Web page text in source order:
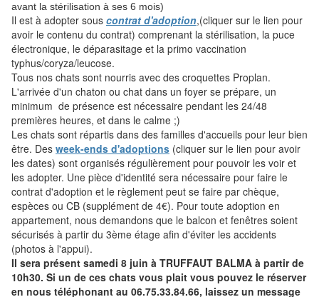
avant la stérilisation à ses 6 mois)
Il est à adopter sous contrat d'adoption,(cliquer sur le lien pour
avoir le contenu du contrat) comprenant la stérilisation, la puce
électronique, le déparasitage et la primo vaccination
typhus/coryza/leucose.
Tous nos chats sont nourris avec des croquettes Proplan.
L'arrivée d'un chaton ou chat dans un foyer se prépare, un
minimum de présence est nécessaire pendant les 24/48
premières heures, et dans le calme ;)
Les chats sont répartis dans des familles d'accueils pour leur bien
être. Des week-ends d'adoptions (cliquer sur le lien pour avoir
les dates) sont organisés régulièrement pour pouvoir les voir et
les adopter. Une pièce d'identité sera nécessaire pour faire le
contrat d'adoption et le règlement peut se faire par chèque,
espèces ou CB (supplément de 4€). Pour toute adoption en
appartement, nous demandons que le balcon et fenêtres soient
sécurisés à partir du 3ème étage afin d'éviter les accidents
(photos à l'appui).
Il sera présent samedi 8 juin à TRUFFAUT BALMA à partir de
10h30. Si un de ces chats vous plait vous pouvez le réserver
en nous téléphonant au 06.75.33.84.66, laissez un message